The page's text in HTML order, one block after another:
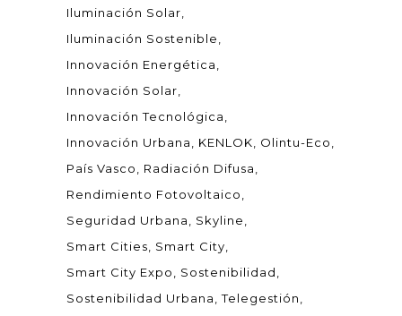
Iluminación Solar
Iluminación Sostenible
Innovación Energética
Innovación Solar
Innovación Tecnológica
Innovación Urbana
KENLOK
Olintu-Eco
País Vasco
Radiación Difusa
Rendimiento Fotovoltaico
Seguridad Urbana
Skyline
Smart Cities
Smart City
Smart City Expo
Sostenibilidad
Sostenibilidad Urbana
Telegestión